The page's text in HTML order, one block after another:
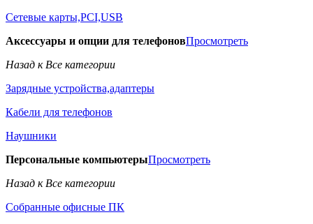
Сетевые карты,PCI,USB
Аксессуары и опции для телефоновПросмотреть
Назад к Все категории
Зарядные устройства,адаптеры
Кабели для телефонов
Наушники
Персональные компьютерыПросмотреть
Назад к Все категории
Собранные офисные ПК